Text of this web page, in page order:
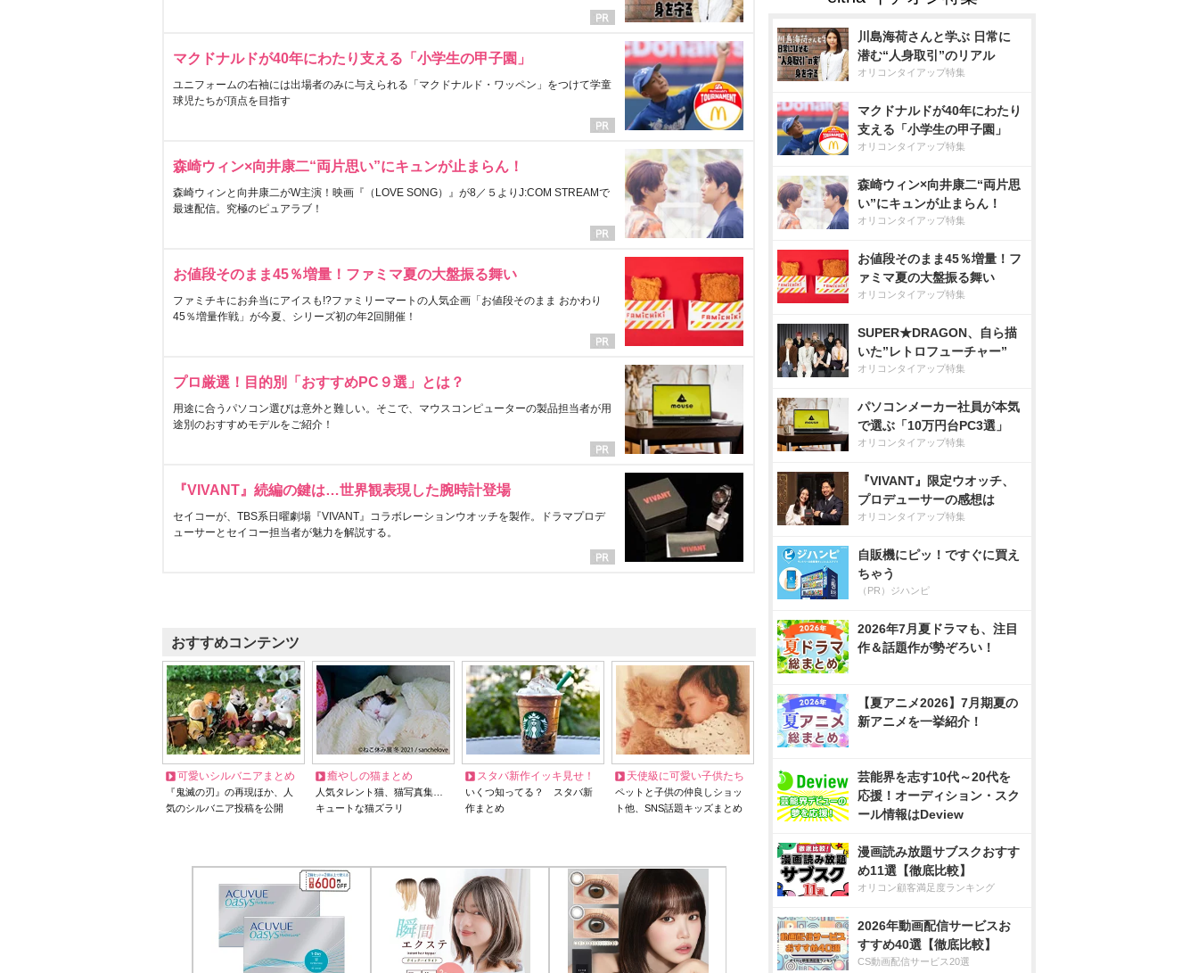
マクドナルドが40年にわたり支える「小学生の甲子園」
ユニフォームの右袖には出場者のみに与えられる「マクドナルド・ワッペン」をつけて学童
球児たちが頂点を目指す
森崎ウィン×向井康二“両片思い”にキュンが止まらん！
森崎ウィンと向井康二がW主演！映画『（LOVE SONG）』が8／５よりJ:COM STREAMで
最速配信。究極のピュアラブ！
お値段そのまま45％増量！ファミマ夏の大盤振る舞い
ファミチキにお弁当にアイスも!?ファミリーマートの人気企画「お値段そのまま おかわり
45％増量作戦」が今夏、シリーズ初の年2回開催！
プロ厳選！目的別「おすすめPC９選」とは？
用途に合うパソコン選びは意外と難しい。そこで、マウスコンピューターの製品担当者が用
途別のおすすめモデルをご紹介！
『VIVANT』続編の鍵は…世界観表現した腕時計登場
セイコーが、TBS系日曜劇場『VIVANT』コラボレーションウオッチを製作。ドラマプロデ
ューサーとセイコー担当者が魅力を解説する。
おすすめコンテンツ
可愛いシルバニアまとめ
『鬼滅の刃』の再現ほか、人
気のシルバニア投稿を公開
癒やしの猫まとめ
人気タレント猫、猫写真集…
キュートな猫ズラリ
スタバ新作イッキ見せ！
いくつ知ってる？ スタバ新
作まとめ
天使級に可愛い子供たち
ペットと子供の仲良しショッ
ト他、SNS話題キッズまとめ
川島海荷さんと学ぶ 日常に
潜む“人身取引”のリアル
オリコンタイアップ特集
マクドナルドが40年にわたり
支える「小学生の甲子園」
オリコンタイアップ特集
森崎ウィン×向井康二“両片思
い”にキュンが止まらん！
オリコンタイアップ特集
お値段そのまま45％増量！フ
ァミマ夏の大盤振る舞い
オリコンタイアップ特集
SUPER★DRAGON、自ら描
いた”レトロフューチャー”
オリコンタイアップ特集
パソコンメーカー社員が本気
で選ぶ「10万円台PC3選」
オリコンタイアップ特集
『VIVANT』限定ウオッチ、
プロデューサーの感想は
オリコンタイアップ特集
自販機にピッ！ですぐに買え
ちゃう
（PR）ジハンピ
2026年7月夏ドラマも、注目
作＆話題作が勢ぞろい！
【夏アニメ2026】7月期夏の
新アニメを一挙紹介！
芸能界を志す10代～20代を
応援！オーディション・スク
ール情報はDeview
漫画読み放題サブスクおすす
め11選【徹底比較】
オリコン顧客満足度ランキング
2026年動画配信サービスお
すすめ40選【徹底比較】
CS動画配信サービス20選